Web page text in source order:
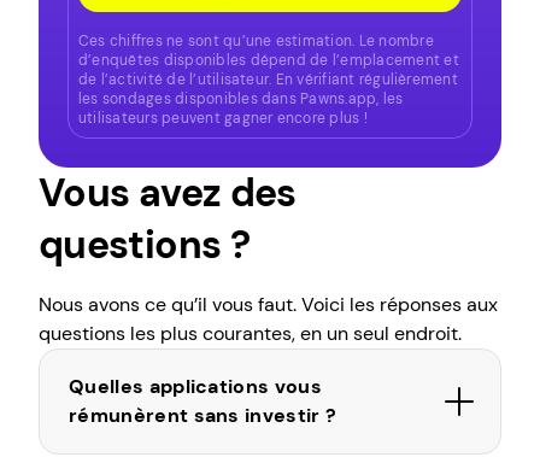
Ces chiffres ne sont qu’une estimation. Le nombre
d’enquêtes disponibles dépend de l’emplacement et
de l’activité de l’utilisateur. En vérifiant régulièrement
les sondages disponibles dans Pawns.app, les
utilisateurs peuvent gagner encore plus !
Vous avez des
questions ?
Nous avons ce qu’il vous faut. Voici les réponses aux
questions les plus courantes, en un seul endroit.
Quelles applications vous
rémunèrent sans investir ?